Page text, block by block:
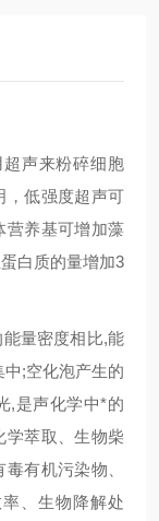
声来粉碎细胞
，低强度超声可
营养基可增加藻
白质的量增加3
量密度相比,能
中;空化泡产生的
,是声化学中*的
学萃取、生物柴
有机污染物、
、生物降解处